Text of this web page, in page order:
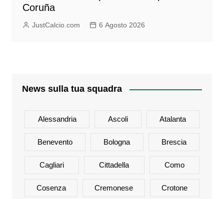
Coruña
JustCalcio.com 6 Agosto 2026
News sulla tua squadra
Alessandria Ascoli Atalanta
Benevento Bologna Brescia
Cagliari Cittadella Como
Cosenza Cremonese Crotone